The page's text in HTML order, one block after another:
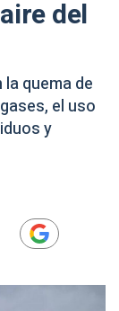
del
quema de
el uso
y